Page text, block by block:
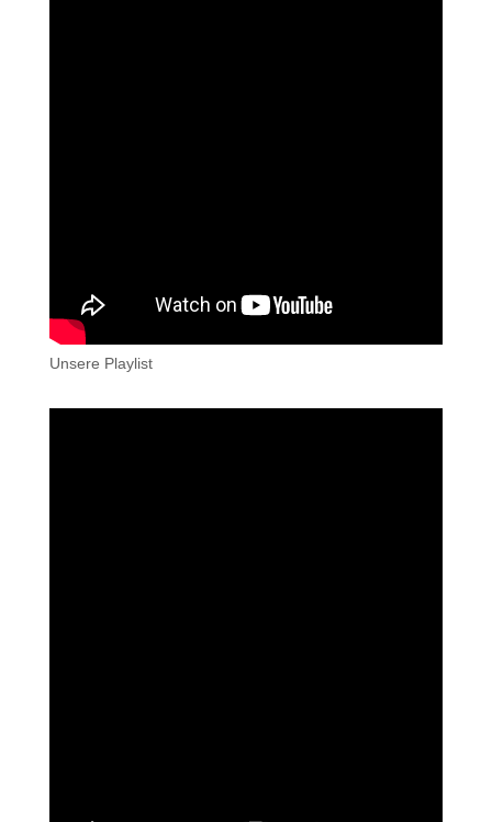
Unsere Playlist